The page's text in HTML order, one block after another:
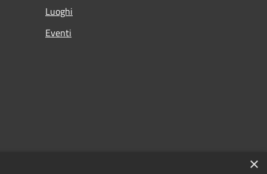
Luoghi
Eventi
×